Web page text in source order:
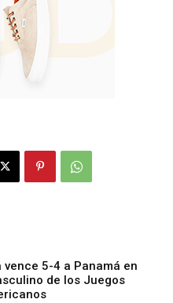
vence 5-4 a Panamá en
de los Juegos